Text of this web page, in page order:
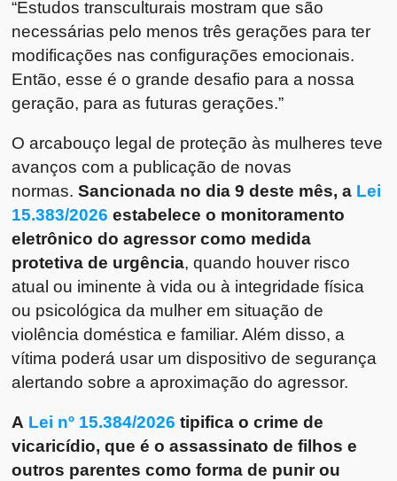
“Estudos transculturais mostram que são
necessárias pelo menos três gerações para ter
modificações nas configurações emocionais.
Então, esse é o grande desafio para a nossa
geração, para as futuras gerações.”
O arcabouço legal de proteção às mulheres teve
avanços com a publicação de novas
normas.Sancionada no dia 9 deste mês, a Lei
15.383/2026 estabelece o monitoramento
eletrônico do agressor como medida
protetiva de urgência, quando houver risco
atual ou iminente à vida ou à integridade física
ou psicológica da mulher em situação de
violência doméstica e familiar. Além disso, a
vítima poderá usar um dispositivo de segurança
alertando sobre a aproximação do agressor.
A Lei nº 15.384/2026 tipifica o crime de
vicaricídio, que é o assassinato de filhos e
outros parentes como forma de punir ou